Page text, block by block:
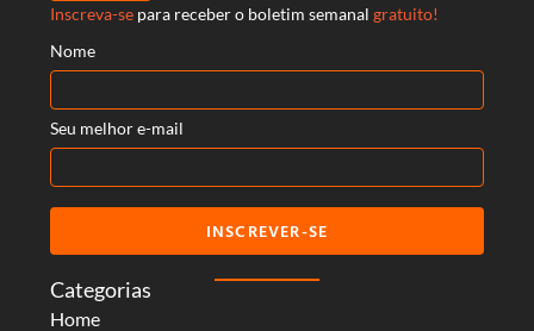
Categorias
Home
Inscreva-se para receber o boletim semanal gratuito!
Nome
Seu melhor e-mail
INSCREVER-SE